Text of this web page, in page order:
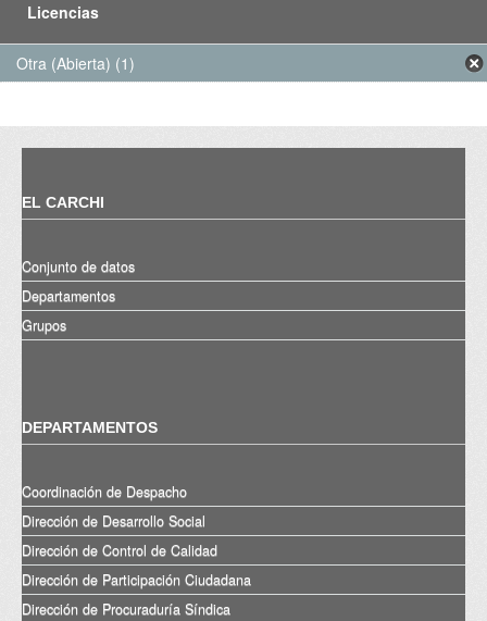
Licencias
Otra (Abierta) (1)
EL CARCHI
Conjunto de datos
Departamentos
Grupos
DEPARTAMENTOS
Coordinación de Despacho
Dirección de Desarrollo Social
Dirección de Control de Calidad
Dirección de Participación Ciudadana
Dirección de Procuraduría Síndica